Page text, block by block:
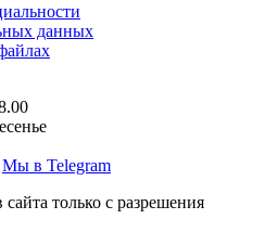
данных
Мы в Telegram
только с разрешения